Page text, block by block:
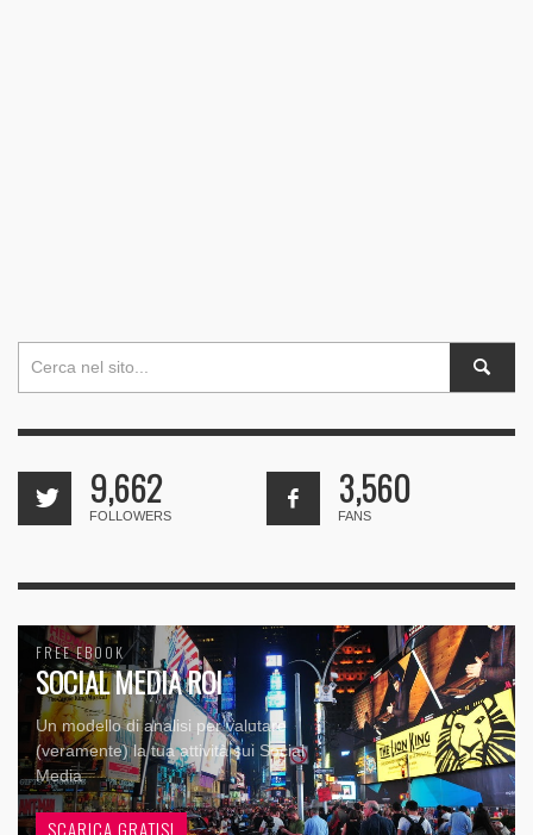
9,662
FOLLOWERS
3,560
FANS
FREE EBOOK
SOCIAL MEDIA ROI
Un modello di analisi per valutare
(veramente) la tua attività sui Social
Media
SCARICA GRATIS!